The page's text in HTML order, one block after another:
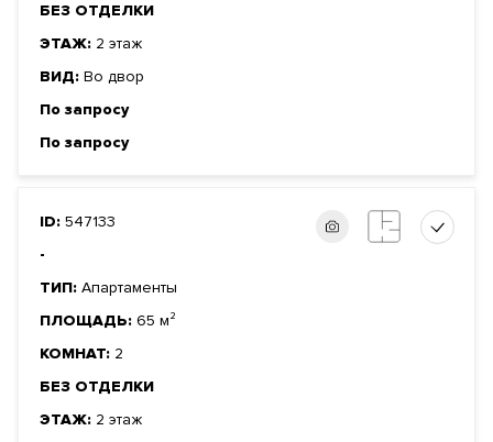
БЕЗ ОТДЕЛКИ
ЭТАЖ: 2 этаж
ВИД: Во двор
По запросу
По запросу
ID: 547133
-
ТИП: Апартаменты
ПЛОЩАДЬ: 65 м²
КОМНАТ: 2
БЕЗ ОТДЕЛКИ
ЭТАЖ: 2 этаж